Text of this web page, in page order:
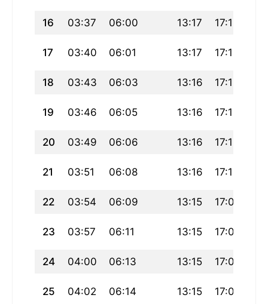
16 03:37 06:00 13:17 17:15
17 03:40 06:01 13:17 17:14
18 03:43 06:03 13:16 17:13
19 03:46 06:05 13:16 17:12
20 03:49 06:06 13:16 17:11
21 03:51 06:08 13:16 17:10
22 03:54 06:09 13:15 17:08
23 03:57 06:11 13:15 17:07
24 04:00 06:13 13:15 17:06
25 04:02 06:14 13:15 17:05